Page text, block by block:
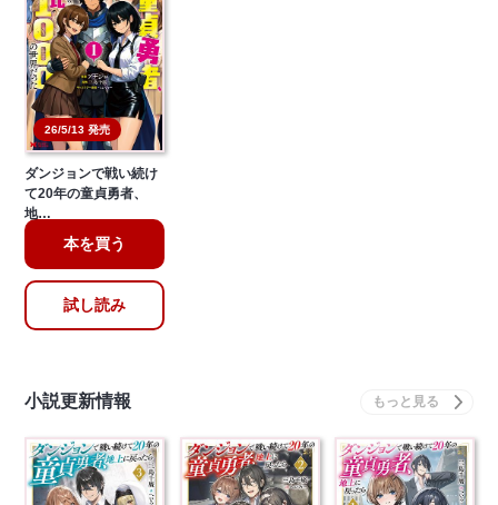
26/5/13 発売
ダンジョンで戦い続け
て20年の童貞勇者、
地…
本を買う
試し読み
小説更新情報